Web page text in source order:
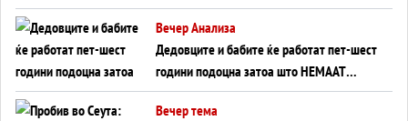
Германија до Црното Море...
Вечер Анализа
Дедовците и бабите ќе работат пет-шест
години подоцна затоа што НЕМААТ
ВНУЦИ ДА ГИ ЗАМЕНАТ
Вечер тема